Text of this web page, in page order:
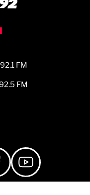
FM
FM